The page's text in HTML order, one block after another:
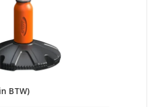
in BTW)